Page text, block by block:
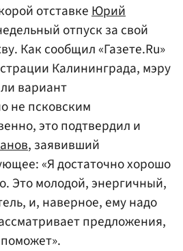
отставкеЮрий
отпуск за свой
Как сообщил «Газете.Ru»
Калининграда, мэру
вариант
не псковским
это подтвердил и
, заявивший
«Я достаточно хорошо
Это молодой, энергичный,
и, наверное, ему надо
предложения,